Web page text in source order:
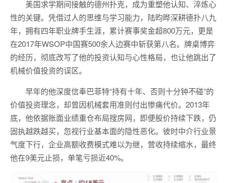
美国求学期间接触的德州扑克，成为重塑他认知、淬炼心
性的关键。凭借过人的思维与学习能力，陆昀晔深耕德扑八九
年，拥有四年职业牌手生涯，累计赛事奖金超800万元，更是
在2017年WSOP中国赛500余人边赛中斩获第八名。牌桌博弈
的经历，彻底改写了他的投资认知与心性格局，也让他跳出了
机械价值投资的误区。
早年的他深度信奉巴菲特“持有十年、否则十分钟不碰”的
价值投资理念，却曾因机械套用准则付出惨痛代价。2013年
底，他依据账面业绩重仓布局搜房网，即便股价持续下跌，仍
固执越跌越买，忽视行业基本面的隐性恶化。彼时中介行业景
气度下行，企业高额收费模式难以为继，营收持续缩水，最终
他在9美元止损，单笔亏损近40%。